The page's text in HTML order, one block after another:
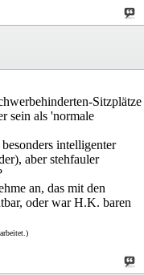
Sitzplätze
sein als 'normale
intelligenter
aber stehfauler
an, das mit den
oder war H.K. baren